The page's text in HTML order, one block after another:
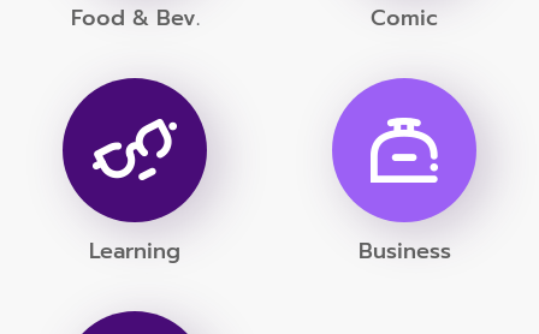
Food & Bev. Comic
Learning Business